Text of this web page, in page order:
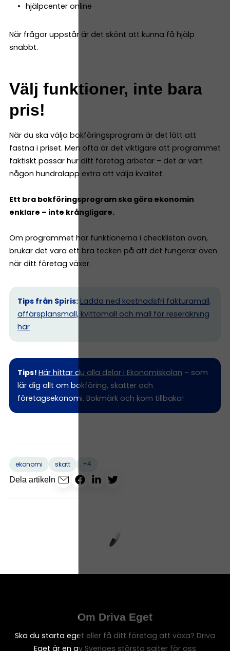
hjälpcenter online
När frågor uppstår är det skönt att kunna få hjälp
snabbt.
Välj funktioner, inte bara
pris!
När du ska välja bokföringsprogram är det lätt att
fastna i priset. Men ofta är det viktigare att programmet
faktiskt passar hur ditt företag arbetar – det är värt
någon hundralapp extra att välja kvalitet.
Ett bra bokföringsprogram ska göra ekonomin
enklare – inte krångligare.
Om programmet har funktionerna i checklistan ovan,
brukar det vara ett bra tecken på att det fungerar även
när ditt företag växer.
Tips från Spiris: Ladda ned kostnadsfri fakturamall,
affärsplansmall, kvittomall och mall för reseräkning
här
Tips! Här hittar du alla delar i Ekonomiskolan – som
lär dig allt om bokföring, skatter och
företagsekonomi. Bokmärk och kom tillbaka!
ekonomi skatt
+4
Dela artikeln
Om Driva Eget
Ska du starta eget eller få ditt företag att växa? Driva
Eget är en av Sveriges största sajter för oss